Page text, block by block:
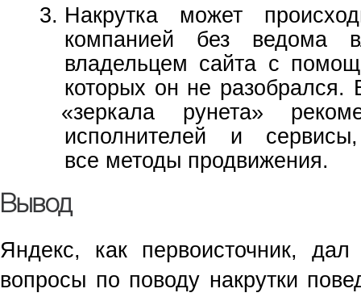
Накрутка может
компанией без ведома
владельцем сайта с
которых он не разобрался.
«зеркала рунета»
исполнителей и
все методы продвижения.
Вывод
Яндекс, как первоисточник,
вопросы по поводу накрутки